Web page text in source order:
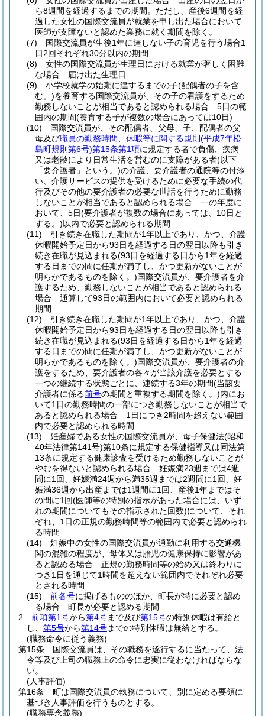
ら8週間を経過するまでの期間。 ただし、産後6週間を経
過した女性の国際交流員が就業を申し出た場合において
医師が支障ないと認めた業務に就く期間を除く。
(7)
国際交流員が生後1年に達しない子の育児を行う場合1
日2回それぞれ30分以内の期間
(8)
女性の国際交流員が生理日における就業が著しく困難
な場合 届け出た生理日
(9)
小学校就学の始期に達するまでの子(配偶者の子を含
む。)を養育する国際交流員が、その子の看護をするため
勤務しないことが相当であると認められる場合 5日の範
囲内の期間(養育する子が複数の場合にあっては10日)
(10)
国際交流員が、その配偶者、父母、子、配偶者の父
母及び職員の勤務時間、休暇等に関する規則 (平成7年松
島町規則第6号)第15条第1項に規定する者で負傷、疾病
又は老齢により日常生活を営むのに支障がある者(以下
「要介護者」という。)の介護、要介護者の通院等の付添
い、介護サービスの提供を受けるために必要な手続の代
行及びその他の要介護者の必要な世話を行うために勤務
しないことが相当であると認められる場合 一の年度に
おいて、5日(要介護者が複数の場合にあっては、10日と
する。)以内で必要と認められる期間
(11)
引き続き在職した期間が1年以上であり、かつ、介護
休暇開始予定日から93日を経過する日の翌日以降も引き
続き在職が見込まれる(93日を経過する日から1年を経過
する日までの間に任期が満了し、かつ更新がないことが
明らかであるものを除く。)国際交流員が、要介護者を介
護するため、勤務しないことが相当であると認められる
場合 通算して93日の範囲内において必要と認められる
期間
(12)
引き続き在職した期間が1年以上であり、かつ、介護
休暇開始予定日から93日を経過する日の翌日以降も引き
続き在職が見込まれる(93日を経過する日から1年を経過
する日までの間に任期が満了し、かつ更新がないことが
明らかであるものを除く。)国際交流員が、要介護者の介
護をするため、要介護者の各々が当該介護を必要とする
一つの継続する状態ごとに、連続する3年の期間(当該要
介護者に係る前号の期間と重複する期間を除く。)内にお
いて1日の勤務時間の一部につき勤務しないことが相当で
あると認められる場合 1日につき2時間を超えない範囲
内で必要と認められる時間
(13)
妊産婦である女性の国際交流員が、母子保健法(昭和
40年法律第141号)第10条に規定する保健指導又は同法第
13条に規定する健康診査を受けるため勤務しないことが
やむを得ないと認められる場合 妊娠満23週までは4週
間に1回、妊娠満24週から満35週までは2週間に1回、妊
娠満36週から出産までは1週間に1回、産後1年まではそ
の間に1回(医師等の特別の指示があった場合には、いず
れの期間についてもその指示された回数)について、それ
ぞれ、1日の正規の勤務時間等の範囲内で必要と認められ
る時間
(14)
妊娠中の女性の国際交流員が通勤に利用する交通機
関の混雑の程度が、母体又は胎児の健康保持に影響があ
ると認める場合 正規の勤務時間等の始め又は終わりに
つき1日を通じて1時間を超えない範囲内でそれぞれ必要
とされる時間
(15)
前各号に掲げるもののほか、町長が特に必要と認め
る場合 町長が必要と認める期間
2
前項第1号から第4号まで及び第15号の特別休暇は有給と
し、 第5号から第14号までの特別休暇は無給とする。
(職務命令に従う義務)
第15条
国際交流員は、その職務を遂行するに当たって、法
令等及び上司の職務上の命令に忠実に従わなければならな
い。
(人事評価)
第16条
町は国際交流員の執務について、別に定める要領に
基づき人事評価を行うものとする。
(職務専念義務)